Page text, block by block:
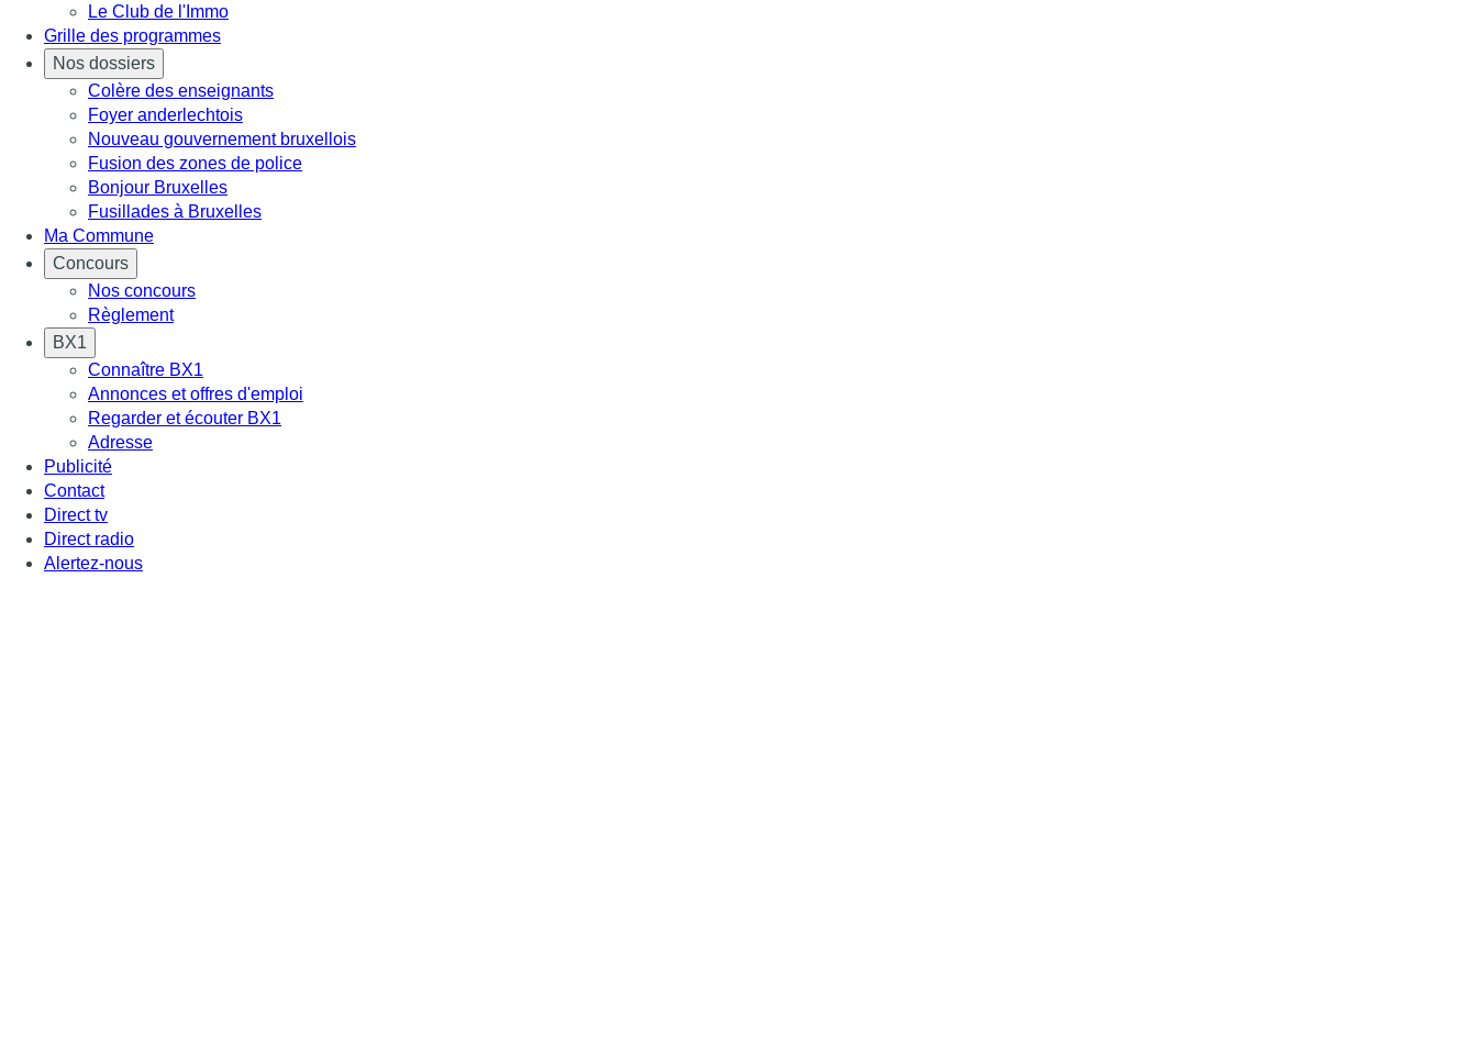
Le Club de l'Immo
Grille des programmes
Nos dossiers
Colère des enseignants
Foyer anderlechtois
Nouveau gouvernement bruxellois
Fusion des zones de police
Bonjour Bruxelles
Fusillades à Bruxelles
Ma Commune
Concours
Nos concours
Règlement
BX1
Connaître BX1
Annonces et offres d'emploi
Regarder et écouter BX1
Adresse
Publicité
Contact
Direct tv
Direct radio
Alertez-nous